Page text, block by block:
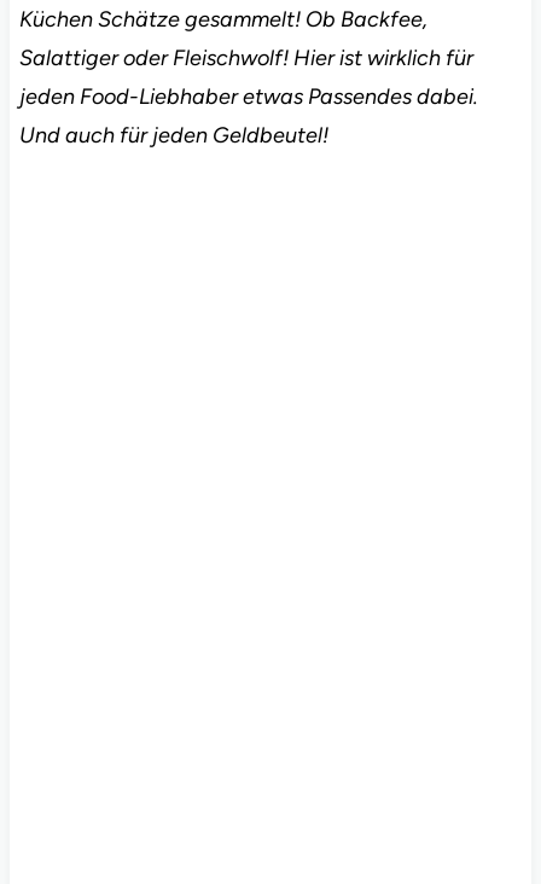
Küchen Schätze gesammelt! Ob Backfee,
Salattiger oder Fleischwolf! Hier ist wirklich für
jeden Food-Liebhaber etwas Passendes dabei.
Und auch für jeden Geldbeutel!